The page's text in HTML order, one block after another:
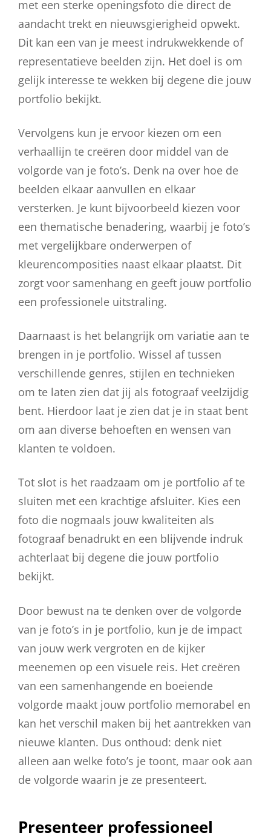
met een sterke openingsfoto die direct de
aandacht trekt en nieuwsgierigheid opwekt.
Dit kan een van je meest indrukwekkende of
representatieve beelden zijn. Het doel is om
gelijk interesse te wekken bij degene die jouw
portfolio bekijkt.
Vervolgens kun je ervoor kiezen om een
verhaallijn te creëren door middel van de
volgorde van je foto’s. Denk na over hoe de
beelden elkaar aanvullen en elkaar
versterken. Je kunt bijvoorbeeld kiezen voor
een thematische benadering, waarbij je foto’s
met vergelijkbare onderwerpen of
kleurencomposities naast elkaar plaatst. Dit
zorgt voor samenhang en geeft jouw portfolio
een professionele uitstraling.
Daarnaast is het belangrijk om variatie aan te
brengen in je portfolio. Wissel af tussen
verschillende genres, stijlen en technieken
om te laten zien dat jij als fotograaf veelzijdig
bent. Hierdoor laat je zien dat je in staat bent
om aan diverse behoeften en wensen van
klanten te voldoen.
Tot slot is het raadzaam om je portfolio af te
sluiten met een krachtige afsluiter. Kies een
foto die nogmaals jouw kwaliteiten als
fotograaf benadrukt en een blijvende indruk
achterlaat bij degene die jouw portfolio
bekijkt.
Door bewust na te denken over de volgorde
van je foto’s in je portfolio, kun je de impact
van jouw werk vergroten en de kijker
meenemen op een visuele reis. Het creëren
van een samenhangende en boeiende
volgorde maakt jouw portfolio memorabel en
kan het verschil maken bij het aantrekken van
nieuwe klanten. Dus onthoud: denk niet
alleen aan welke foto’s je toont, maar ook aan
de volgorde waarin je ze presenteert.
Presenteer professioneel